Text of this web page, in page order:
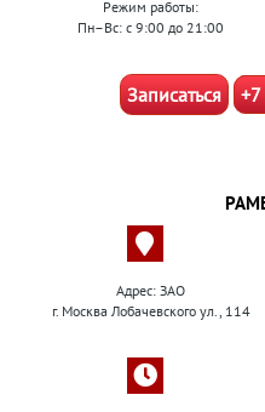
Режим работы:
Пн–Вс: с 9:00 до 21:00
Записаться
Адрес: ЗАО
г. Москва Лобачевского ул., 114